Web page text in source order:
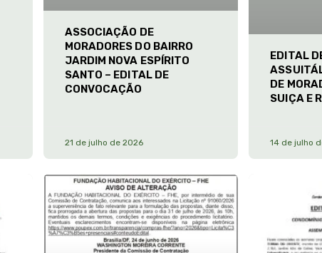
ASSOCIAÇÃO DE
MORADORES DO BAIRRO
JARDIM NOVA ESPÍRITO
SANTO – EDITAL DE
CONVOCAÇÃO
21 de julho de 2026
EDITAL
DE
SUIÇA E
14 de julho